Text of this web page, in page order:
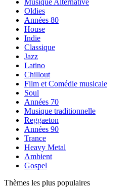
Musique Alternative
Oldies
Années 80
House
Indie
Classique
Jazz
Latino
Chillout
Film et Comédie musicale
Soul
Années 70
Musique traditionnelle
Reggaeton
Années 90
Trance
Heavy Metal
Ambient
Gospel
Thèmes les plus populaires